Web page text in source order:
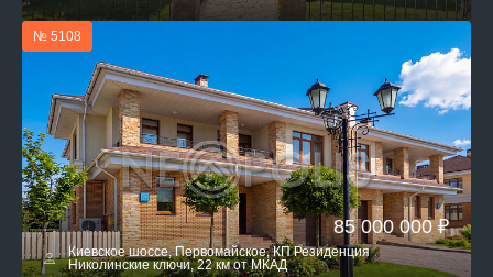
№ 5108
85 000 000 ₽
Киевское шоссе, Первомайское, КП Резиденция
Николинские ключи, 22 км от МКАД